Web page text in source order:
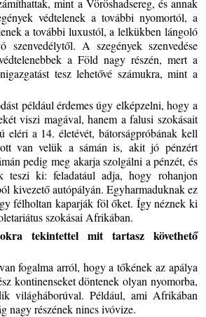
mint a Vöröshadsereg, és annak
védtelenek a további nyomortól, a
a további luxustól, a lelkükben lángoló
szenvedélytől. A szegények szenvedése
a Föld nagy részén, mert a
tesz lehetővé számukra, mint a
például érdemes úgy elképzelni, hogy a
viszi magával, hanem a falusi szokásait
a 14. életévét, bátorságpróbának kell
van velük a sámán is, akit jó pénzért
pedig meg akarja szolgálni a pénzét, és
teszi ki: feladatául adja, hogy rohanjon
kivezető autópályán. Egyharmaduknak ez
félholtan kaparják föl őket. Így néznek ki
szokásai Afrikában.
tekintettel mit tartasz követhető
fogalma arról, hogy a tőkének az apálya
kontinenseket döntenek olyan nyomorba,
világháborúval. Például, ami Afrikában
nagy részének nincs ivóvize.